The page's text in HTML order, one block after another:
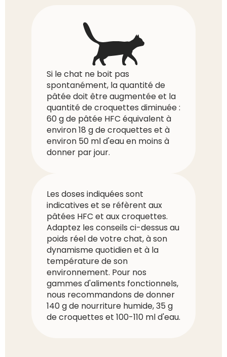
Si le chat ne boit pas
spontanément, la quantité de
pâtée doit être augmentée et la
quantité de croquettes diminuée :
60 g de pâtée HFC équivalent à
environ 18 g de croquettes et à
environ 50 ml d'eau en moins à
donner par jour.
Les doses indiquées sont
indicatives et se réfèrent aux
pâtées HFC et aux croquettes.
Adaptez les conseils ci-dessus au
poids réel de votre chat, à son
dynamisme quotidien et à la
température de son
environnement. Pour nos
gammes d'aliments fonctionnels,
nous recommandons de donner
140 g de nourriture humide, 35 g
de croquettes et 100-110 ml d'eau.